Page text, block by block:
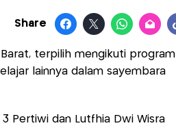
Share
terpilih mengikuti program
lainnya dalam sayembara
Pertiwi dan Lutfhia Dwi Wisra